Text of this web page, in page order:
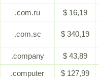
.com.ru
$ 16,19
.com.sc $ 340,19
.company $ 43,89
.computer
$ 127,99